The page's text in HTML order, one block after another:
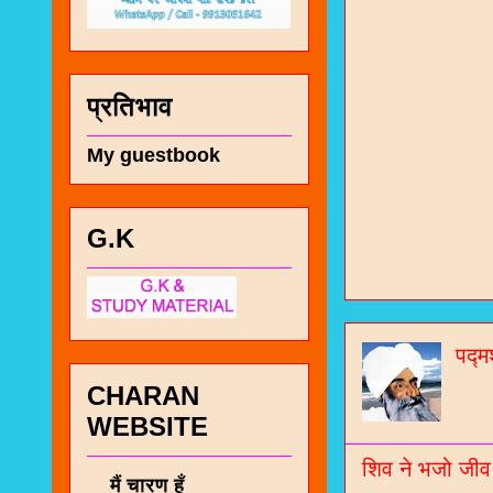
शिव ने भजो जीव
प्रतिभाव
My guestbook
G.K
CHARAN
WEBSITE
मैं चारण हूँ